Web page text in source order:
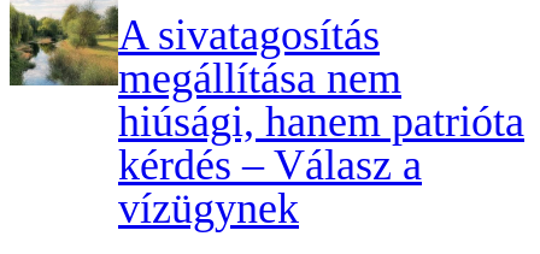
A sivatagosítás
megállítása nem
hiúsági, hanem patrióta
kérdés – Válasz a
vízügynek